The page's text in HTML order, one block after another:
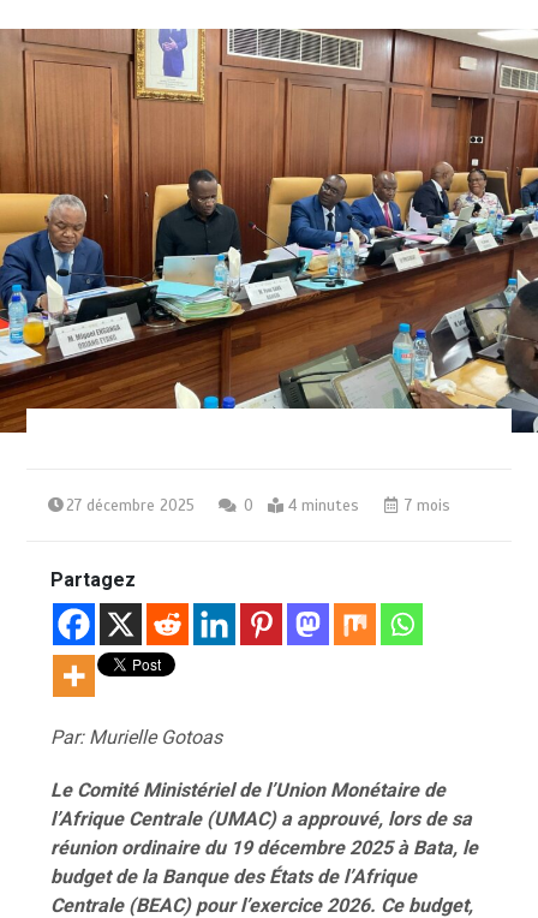
27 décembre 2025 0 4 minutes 7 mois
Partagez
Par: Murielle Gotoas
Le Comité Ministériel de l’Union Monétaire de
l’Afrique Centrale (UMAC) a approuvé, lors de sa
réunion ordinaire du 19 décembre 2025 à Bata, le
budget de la Banque des États de l’Afrique
Centrale (BEAC) pour l’exercice 2026. Ce budget,